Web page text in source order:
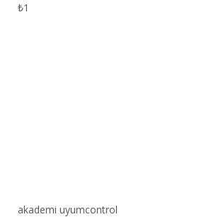
₺1
akademi uyumcontrol